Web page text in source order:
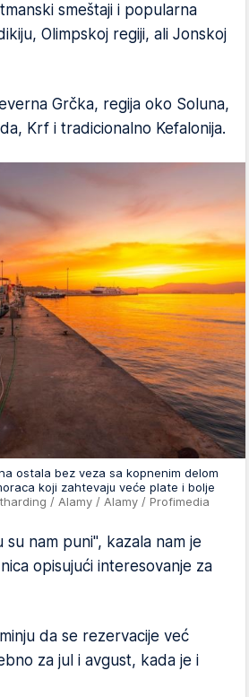
smeštaji i popularna
Olimpskoj regiji, ali Jonskoj
Grčka, regija oko Soluna,
Krf i tradicionalno Kefalonija.
ostala bez veza sa kopnenim delom
koji zahtevaju veće plate i bolje
/ Alamy / Alamy / Profimedia
su nam puni", kazala nam je
opisujući interesovanje za
da se rezervacije već
za jul i avgust, kada je i